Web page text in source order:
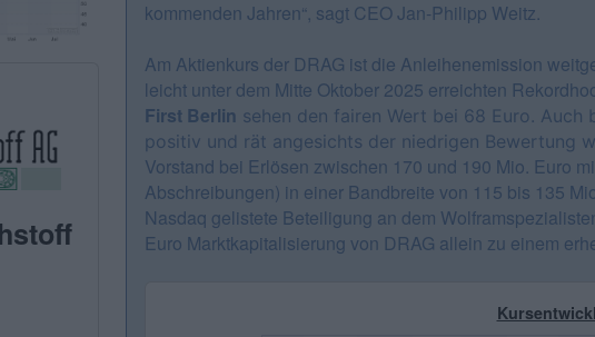
kommenden Jahren“, sagt CEO Jan-Philipp Weitz.
Am Aktienkurs der DRAG ist die Anleihenemission
leicht unter dem Mitte Oktober 2025 erreichten
First Berlin sehen den fairen Wert bei 68 Euro.
positiv und rät angesichts der niedrigen Bewertung
Vorstand bei Erlösen zwischen 170 und 190 Mio. Euro
Abschreibungen) in einer Bandbreite von 115 bis 135
Nasdaq gelistete Beteiligung an dem
Euro Marktkapitalisierung von DRAG allein zu einem